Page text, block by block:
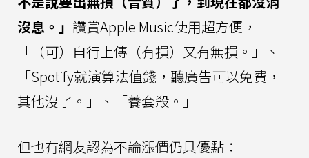
沒息。」 讚賞Apple Music使用超方便，
「（可）自行上傳（有損）又有無損。」、
「Spotify就演算法值錢，聽廣告可以免費，
其他沒了。」、「養套殺。」
但也有網友認為不論漲價仍具優點：